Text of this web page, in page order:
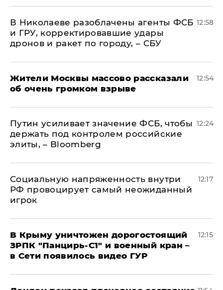
В Николаеве разоблачены агенты ФСБ
и ГРУ, корректировавшие удары
дронов и ракет по городу, – СБУ
12:58
Жители Москвы массово рассказали
об очень громком взрыве
12:54
Путин усиливает значение ФСБ, чтобы
держать под контролем российские
элиты, – Bloomberg
12:24
Социальную напряженность внутри
РФ провоцирует самый неожиданный
игрок
12:17
В Крыму уничтожен дорогостоящий
ЗРПК "Панцирь-С1" и военный кран –
в Сети появилось видео ГУР
12:15